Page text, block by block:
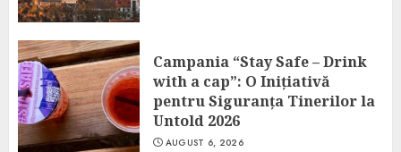
Campania “Stay Safe – Drink
with a cap”: O Inițiativă
pentru Siguranța Tinerilor la
Untold 2026
AUGUST 6, 2026